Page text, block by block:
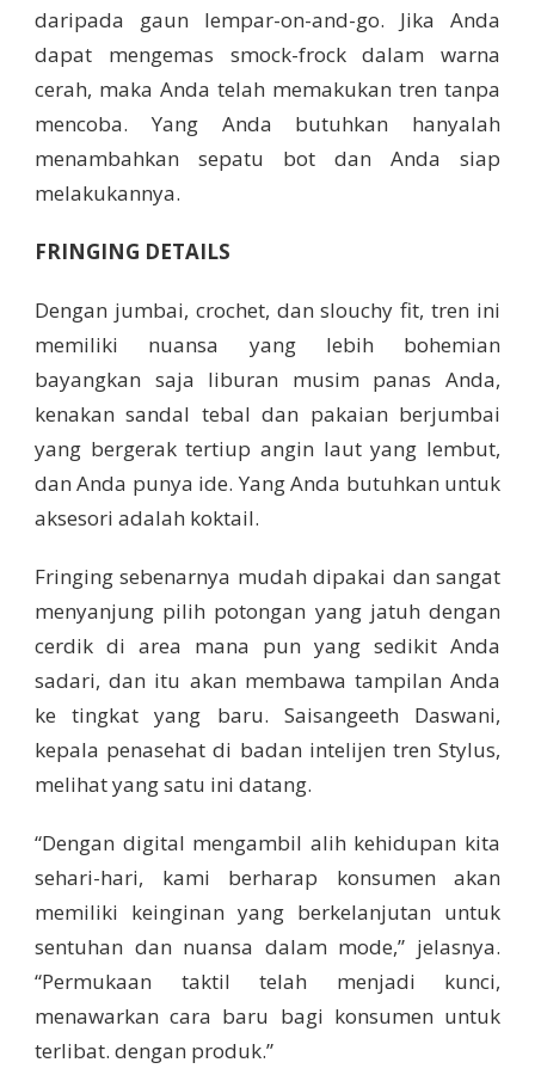
daripada gaun lempar-on-and-go. Jika Anda
dapat mengemas smock-frock dalam warna
cerah, maka Anda telah memakukan tren tanpa
mencoba. Yang Anda butuhkan hanyalah
menambahkan sepatu bot dan Anda siap
melakukannya.
FRINGING DETAILS
Dengan jumbai, crochet, dan slouchy fit, tren ini
memiliki nuansa yang lebih bohemian
bayangkan saja liburan musim panas Anda,
kenakan sandal tebal dan pakaian berjumbai
yang bergerak tertiup angin laut yang lembut,
dan Anda punya ide. Yang Anda butuhkan untuk
aksesori adalah koktail.
Fringing sebenarnya mudah dipakai dan sangat
menyanjung pilih potongan yang jatuh dengan
cerdik di area mana pun yang sedikit Anda
sadari, dan itu akan membawa tampilan Anda
ke tingkat yang baru. Saisangeeth Daswani,
kepala penasehat di badan intelijen tren Stylus,
melihat yang satu ini datang.
“Dengan digital mengambil alih kehidupan kita
sehari-hari, kami berharap konsumen akan
memiliki keinginan yang berkelanjutan untuk
sentuhan dan nuansa dalam mode,” jelasnya.
“Permukaan taktil telah menjadi kunci,
menawarkan cara baru bagi konsumen untuk
terlibat. dengan produk.”